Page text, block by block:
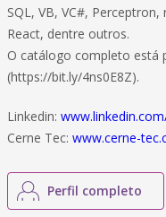
SQL, VB, VC#,
React, dentre outros.
O catálogo completo está
(https://bit.ly/4ns0E8Z).
Linkedin:
Cerne Tec: www.cerne-
Perfil completo